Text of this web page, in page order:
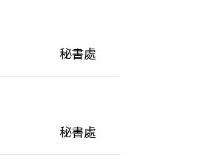
秘書處
秘書處